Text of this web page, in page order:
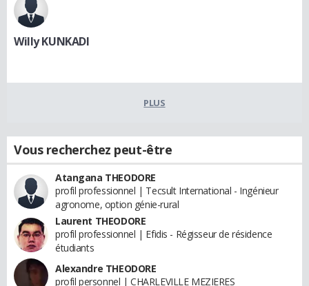
Willy KUNKADI
PLUS
Vous recherchez peut-être
Atangana THEODORE
profil professionnel | Tecsult International - Ingénieur
agronome, option génie-rural
Laurent THEODORE
profil professionnel | Efidis - Régisseur de résidence
étudiants
Alexandre THEODORE
profil personnel | CHARLEVILLE MEZIERES